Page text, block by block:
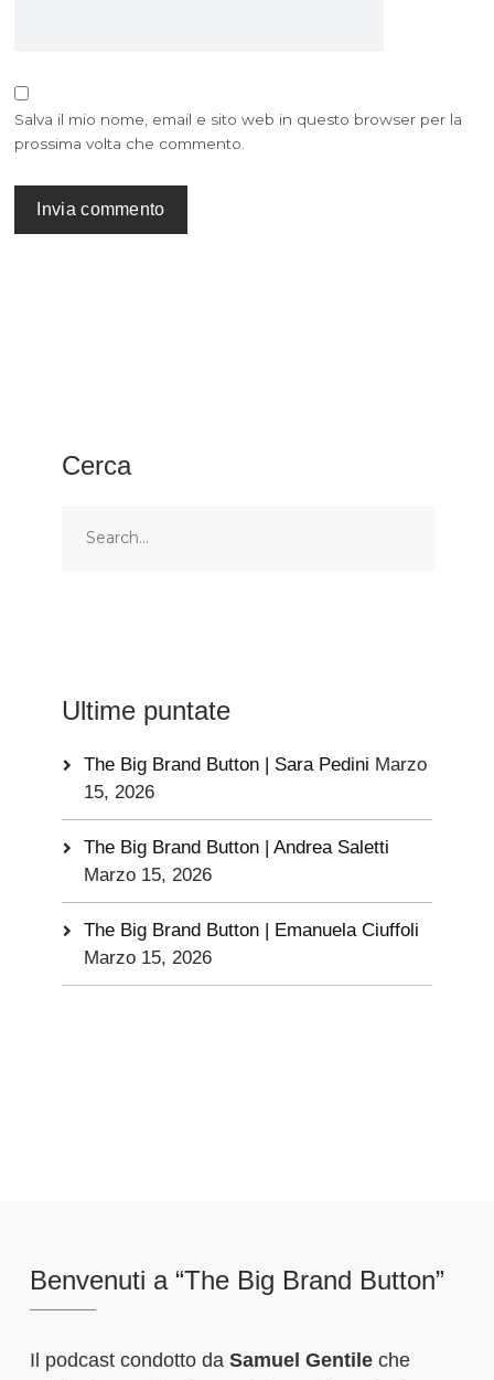
Salva il mio nome, email e sito web in questo browser per la
prossima volta che commento.
Cerca
Ultime puntate
The Big Brand Button | Sara Pedini Marzo
15, 2026
The Big Brand Button | Andrea Saletti
Marzo 15, 2026
The Big Brand Button | Emanuela Ciuffoli
Marzo 15, 2026
Benvenuti a “The Big Brand Button”
Il podcast condotto da Samuel Gentileche